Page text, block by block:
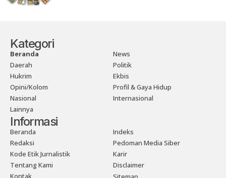
Kategori
Beranda
News
Daerah
Politik
Hukrim
Ekbis
Opini/Kolom
Profil & Gaya Hidup
Nasional
Internasional
Lainnya
Informasi
Beranda
Indeks
Redaksi
Pedoman Media Siber
Kode Etik Jurnalistik
Karir
Tentang Kami
Disclaimer
Kontak